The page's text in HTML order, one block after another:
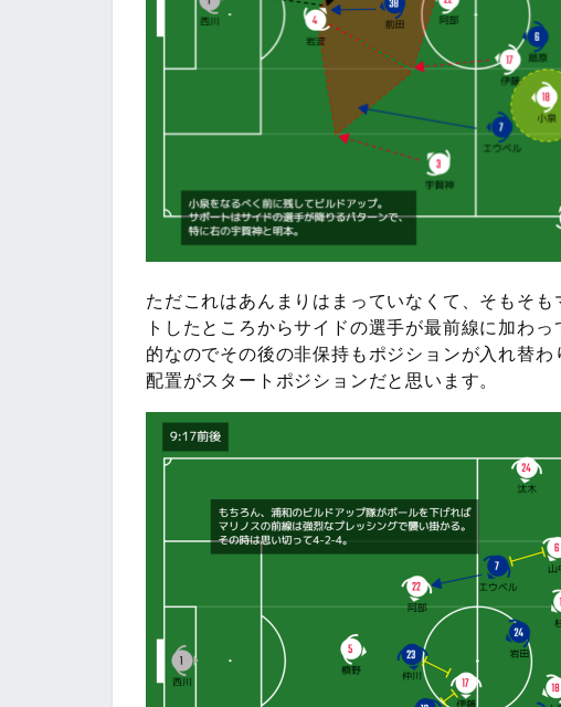
ただこれはあんまりはまっていなくて、そもそ
トしたところからサイドの選手が最前線に加わ
的なのでその後の非保持もポジションが入れ替
配置がスタートポジションだと思います。